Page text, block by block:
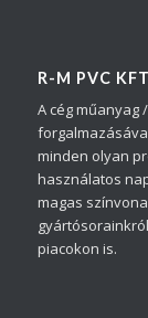
R-M PVC
A cég műanyag
minden olyan
használatos
magas
piacokon is.